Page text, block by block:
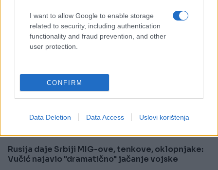
I want to allow Google to enable storage
related to security, including authentication
functionality and fraud prevention, and other
user protection.
CONFIRM
Data Deletion Data Access Uslovi korištenja
21.12.16. 18:45
Rusija daje Srbiji MIG-ove, tenkove, oklopnjake:
Vučić najavio "dramatično" jačanje vojske